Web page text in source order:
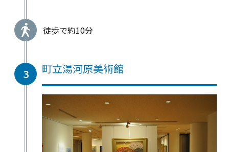
徒歩で約10分
3 町立湯河原美術館